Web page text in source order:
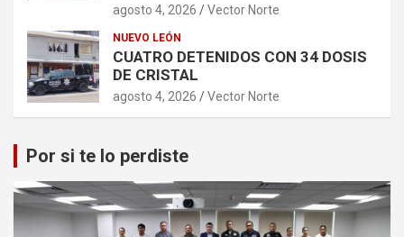
agosto 4, 2026 Vector Norte
NUEVO LEÓN
CUATRO DETENIDOS CON 34 DOSIS
DE CRISTAL
agosto 4, 2026 Vector Norte
Por si te lo perdiste